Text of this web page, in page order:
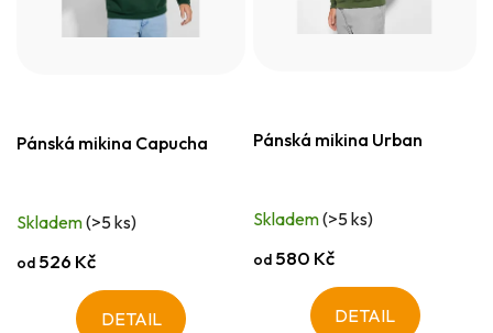
Pánská mikina Capucha
Skladem(>5 ks)
od 526 Kč
DETAIL
Pánská mikina Urban
Skladem(>5 ks)
od 580 Kč
DETAIL